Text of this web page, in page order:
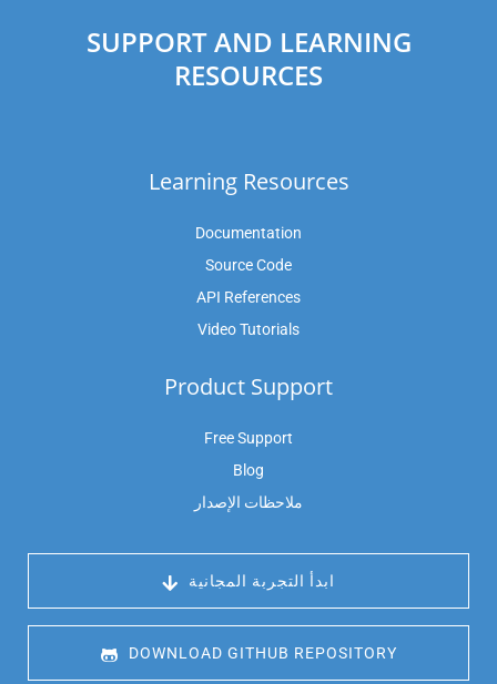
SUPPORT AND LEARNING
RESOURCES
Learning Resources
Documentation
Source Code
API References
Video Tutorials
Product Support
Free Support
Blog
ملاحظات الإصدار
ابدأ التجربة المجانية
DOWNLOAD GITHUB REPOSITORY